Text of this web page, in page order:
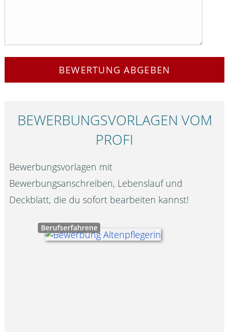
BEWERTUNG ABGEBEN
BEWERBUNGS­VORLAGEN VOM
PROFI
Bewerbungsvorlagen mit
Bewerbungsanschreiben, Lebenslauf und
Deckblatt, die du sofort bearbeiten kannst!
Berufserfahrene